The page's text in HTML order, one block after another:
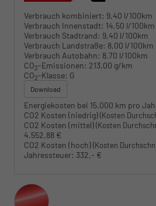
Verbrauch kombiniert: 9,40 l/100km
Verbrauch Innenstadt: 14,50 l/100km
Verbrauch Stadtrand: 9,40 l/100km
Verbrauch Landstraße: 8,00 l/100km
Verbrauch Autobahn: 8,70 l/100km
CO2-Emissionen: 213,00 g/km
CO2-Klasse: G
Download
Energiekosten bei 15.000 km pro
CO2 Kosten (niedrig)(Kosten
CO2 Kosten (mittel)(Kosten
4.552,88 €
CO2 Kosten (hoch)(Kosten
Jahressteuer: 332,- €